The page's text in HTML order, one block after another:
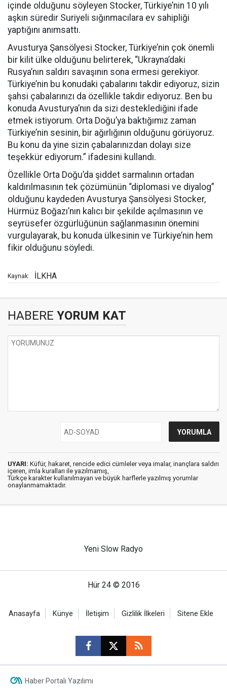
içinde olduğunu söyleyen Stocker, Türkiye’nin 10 yılı
aşkın süredir Suriyeli sığınmacılara ev sahipliği
yaptığını anımsattı.
Avusturya Şansölyesi Stocker, Türkiye’nin çok önemli
bir kilit ülke olduğunu belirterek, “Ukrayna’daki
Rusya’nın saldırı savaşının sona ermesi gerekiyor.
Türkiye’nin bu konudaki çabalarını takdir ediyoruz, sizin
şahsi çabalarınızı da özellikle takdir ediyoruz. Ben bu
konuda Avusturya’nın da sizi desteklediğini ifade
etmek istiyorum. Orta Doğu’ya baktığımız zaman
Türkiye’nin sesinin, bir ağırlığının olduğunu görüyoruz.
Bu konu da yine sizin çabalarınızdan dolayı size
teşekkür ediyorum.” ifadesini kullandı.
Özellikle Orta Doğu’da şiddet sarmalının ortadan
kaldırılmasının tek çözümünün “diplomasi ve diyalog”
olduğunu kaydeden Avusturya Şansölyesi Stocker,
Hürmüz Boğazı’nın kalıcı bir şekilde açılmasının ve
seyrüsefer özgürlüğünün sağlanmasının önemini
vurgulayarak, bu konuda ülkesinin ve Türkiye’nin hem
fikir olduğunu söyledi.
Kaynak: İLKHA
HABERE YORUM KAT
UYARI: Küfür, hakaret, rencide edici cümleler veya imalar, inançlara saldırı
içeren, imla kuralları ile yazılmamış,
Türkçe karakter kullanılmayan ve büyük harflerle yazılmış yorumlar
onaylanmamaktadır.
Yeni Slow Radyo
Hür 24 © 2016
Anasayfa Künye İletişim Gizlilik İlkeleri Sitene Ekle
Haber Portalı Yazılımı